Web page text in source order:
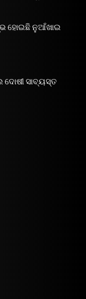
ହୋଇଛି ନୁଆଁଖାଇ
ଦୋଷୀ ସାବ୍ୟସ୍ତ